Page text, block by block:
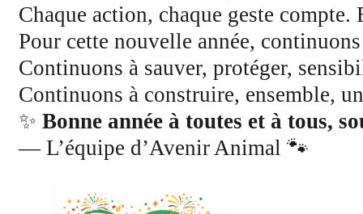
Chaque action, chaque geste
Pour cette nouvelle année,
Continuons à sauver, protéger,
Continuons à construire, ensemble,
✨ Bonne année à toutes et à tous,
— L’équipe d’Avenir Animal 🐾